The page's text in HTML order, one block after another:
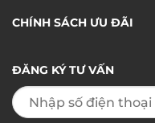
CHÍNH SÁCH ƯU ĐÃI
ĐĂNG KÝ TƯ VẤN